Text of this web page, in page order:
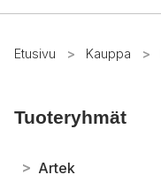
Etusivu > Kauppa >
Tuoteryhmät
> Artek